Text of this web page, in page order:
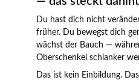
Du hast dich nicht
früher. Du bewegst dich
wächst der Bauch —
Oberschenkel schlanker
Das ist kein Einbildung.